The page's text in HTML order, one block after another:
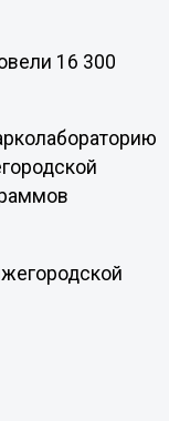
16 300